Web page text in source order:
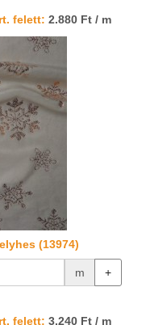
felett: 2.880 Ft / m
(13974)
m +
felett: 3.240 Ft / m